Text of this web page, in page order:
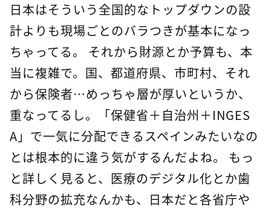
日本はそういう全国的なトップダウンの設
計よりも現場ごとのバラつきが基本になっ
ちゃってる。 それから財源とか予算も、本
当に複雑で。国、都道府県、市町村、それ
から保険者…めっちゃ層が厚いというか、
重なってるし。「保健省＋自治州＋INGES
A」で一気に分配できるスペインみたいなの
とは根本的に違う気がするんだよね。 もっ
と詳しく見ると、医療のデジタル化とか歯
科分野の拡充なんかも、日本だと各省庁や